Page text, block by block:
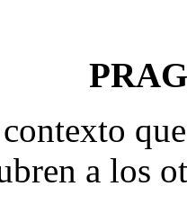
a los